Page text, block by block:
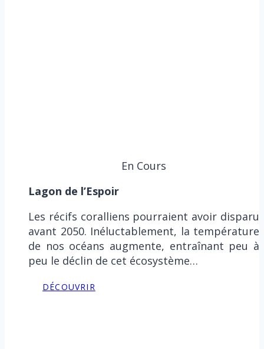
En Cours
Lagon de l’Espoir
Les récifs coralliens pourraient avoir disparu
avant 2050. Inéluctablement, la température
de nos océans augmente, entraînant peu à
peu le déclin de cet écosystème…
DÉCOUVRIR